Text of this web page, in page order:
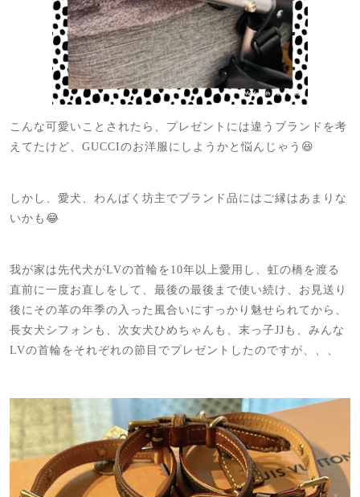
こんな可愛いことされたら、プレゼントには違うブランドを考
えてたけど、GUCCIのお洋服にしようかと悩んじゃう😆
しかし、愛犬、わんぱく坊主でブランド品にはご縁はあまりな
いかも😂
我が家は先代犬がLVの首輪を10年以上愛用し、虹の橋を渡る
直前に一度お直しをして、最後の最後まで使い続け、お見送り
後にその革の年季の入った風合いにすっかり魅せられてから、
長女犬シフォンも、次女犬ひめちゃんも、末っ子JJも、みんな
LVの首輪をそれぞれの節目でプレゼントしたのですが、、、